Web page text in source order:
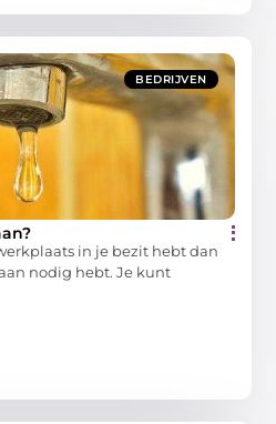
BEDRIJVEN
in je bezit hebt dan
nodig hebt. Je kunt